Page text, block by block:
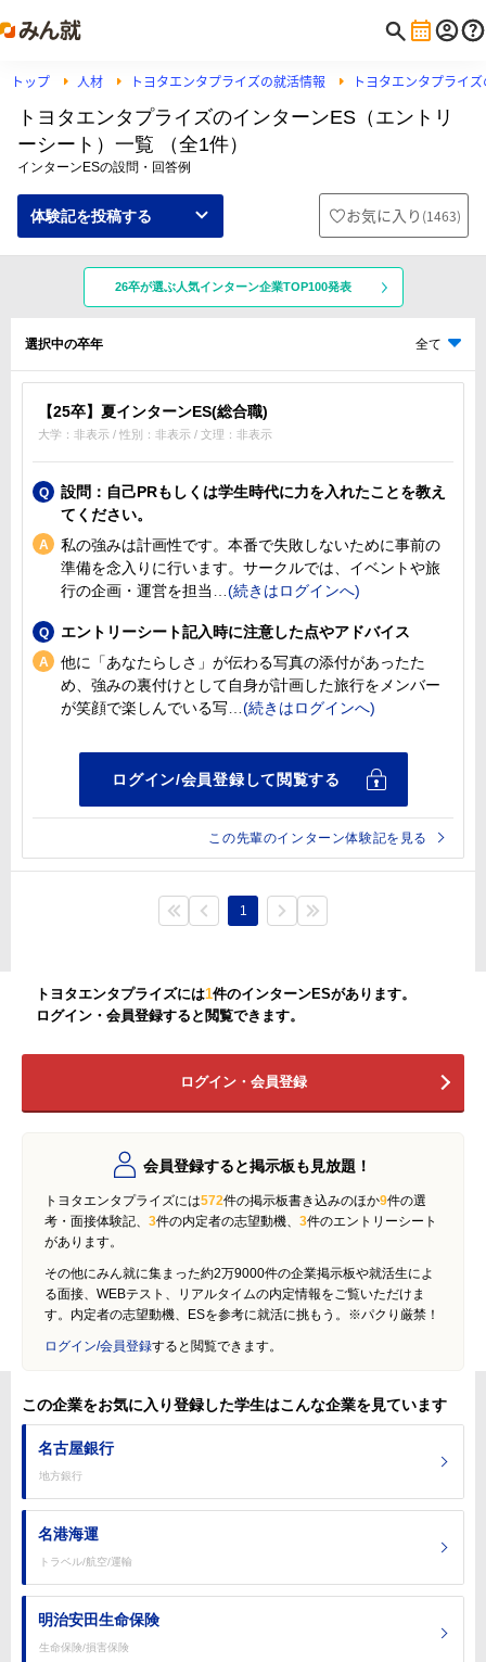
トップ 人材 トヨタエンタプライズの就活情報 トヨタエンタプライ
トヨタエンタプライズのインターンES（エントリ
ーシート）一覧 （全1件）
インターンESの設問・回答例
体験記を投稿する お気に入り (1463)
26卒が選ぶ人気インターン企業TOP100発表
選択中の卒年 全て
【25卒】夏インターンES(総合職)
大学：非表示 / 性別：非表示 / 文理：非表示
設問：自己PRもしくは学生時代に力を入れたことを教え
てください。
私の強みは計画性です。本番で失敗しないために事前の
準備を念入りに行います。サークルでは、イベントや旅
行の企画・運営を担当
エントリーシート記入時に注意した点やアドバイス
他に「あなたらしさ」が伝わる写真の添付があったた
め、強みの裏付けとして自身が計画した旅行をメンバー
が笑顔で楽しんでいる写
この先輩のインターン体験記を見る
1
トヨタエンタプライズには1件のインターンESがあります。
ログイン・会員登録すると閲覧できます。
ログイン・会員登録
会員登録すると掲示板も見放題！
トヨタエンタプライズには572件の掲示板書き込みのほか9件の選
考・面接体験記、 3件の内定者の志望動機、 3件のエントリーシート
があります。
その他にみん就に集まった約2万9000件の企業掲示板や就活生によ
る面接、WEBテスト、リアルタイムの内定情報をご覧いただけま
す。内定者の志望動機、ESを参考に就活に挑もう。※パクり厳禁！
ログイン/会員登録すると閲覧できます。
この企業をお気に入り登録した学生はこんな企業を見ています
名古屋銀行
地方銀行
名港海運
トラベル/航空/運輸
明治安田生命保険
生命保険/損害保険